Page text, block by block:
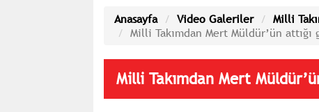
Anasayfa Video Galeriler
Milli
Milli Takımdan Mert Müldür’ün
Milli Takımdan Mert